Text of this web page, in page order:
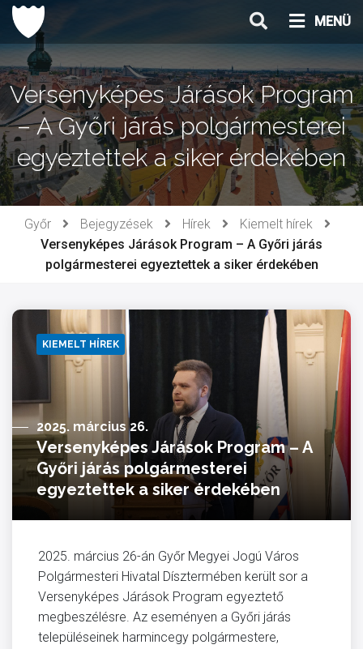
Ugrás
tartalomhoz
MENÜ
Versenyképes Járások Program
– A Győri járás polgármesterei
egyeztettek a siker érdekében
Győr Bejegyzések Hírek
Kiemelt hírek
Versenyképes Járások Program – A Győri járás
polgármesterei egyeztettek a siker érdekében
KIEMELT HÍREK
2025. március 26.
Versenyképes Járások Program – A
Győri járás polgármesterei
egyeztettek a siker érdekében
2025. március 26-án Győr Megyei Jogú Város
Polgármesteri Hivatal Dísztermében került sor a
Versenyképes Járások Program egyeztető
megbeszélésre. Az eseményen a Győri járás
településeinek harmincegy polgármestere,